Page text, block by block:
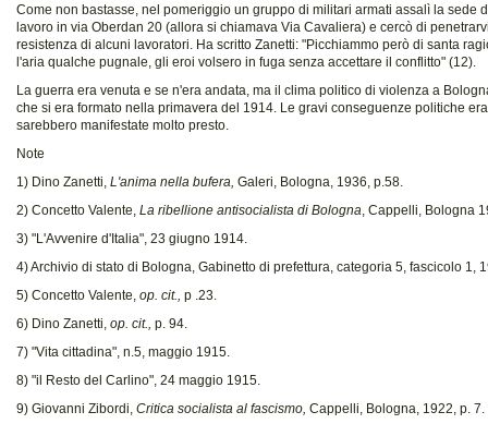
Come non bastasse, nel pomeriggio un gruppo di militari armati assalì la sede
lavoro in via Oberdan 20 (allora si chiamava Via Cavaliera) e cercò di
resistenza di alcuni lavoratori. Ha scritto Zanetti: "Picchiammo però di santa
l'aria qualche pugnale, gli eroi volsero in fuga senza accettare il conflitto" (12).
La guerra era venuta e se n'era andata, ma il clima politico di violenza a
che si era formato nella primavera del 1914. Le gravi conseguenze politiche
sarebbero manifestate molto presto.
Note
1) Dino Zanetti, L'anima nella bufera, Galeri, Bologna, 1936, p.58.
2) Concetto Valente, La ribellione antisocialista di Bologna, Cappelli, Bologna
3) "L'Avvenire d'Italia", 23 giugno 1914.
4) Archivio di stato di Bologna, Gabinetto di prefettura, categoria 5, fascicolo 1,
5) Concetto Valente, op. cit., p .23.
6) Dino Zanetti, op. cit., p. 94.
7) "Vita cittadina", n.5, maggio 1915.
8) "il Resto del Carlino", 24 maggio 1915.
9) Giovanni Zibordi, Critica socialista al fascismo, Cappelli, Bologna, 1922, p. 7.